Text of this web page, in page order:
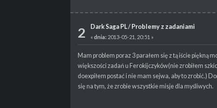
2 Dark Saga PL/ Problemy z zadaniami
«dnia: 2013-05-21, 20:51 »
Mam problem poraz 3 parałem się z tą iście piękną
większości zadań u Ferokijczyków(nie zrobiłem
doexpiłem postać i nie mam sejwa, aby to zrobić.)
się na tym, że zrobie wszystkie misje dla myśliwych.